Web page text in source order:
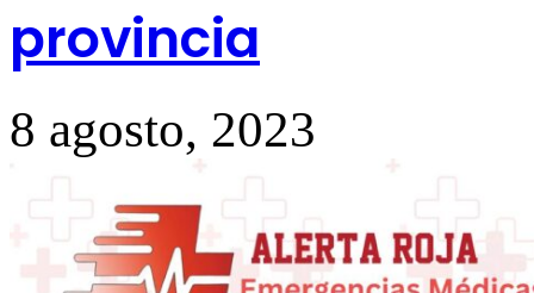
provincia
8 agosto, 2023